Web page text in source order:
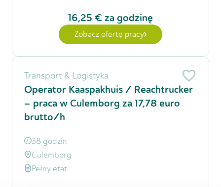
16,25 €za godzinę
Zobacz ofertę pracy
Transport & Logistyka
Operator Kaaspakhuis / Reachtrucker
– praca w Culemborg za 17,78 euro
brutto/h
38 godzin
Culemborg
Pełny etat